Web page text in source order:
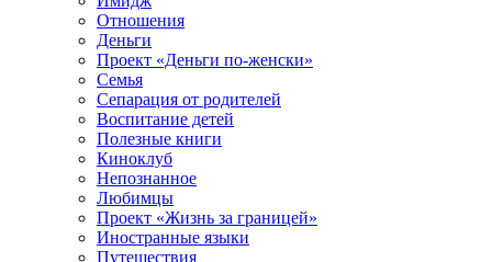
Отношения
Деньги
Проект «Деньги по-женски»
Семья
Сепарация от родителей
Воспитание детей
Полезные книги
Киноклуб
Непознанное
Любимцы
Проект «Жизнь за границей»
Иностранные языки
Путешествия